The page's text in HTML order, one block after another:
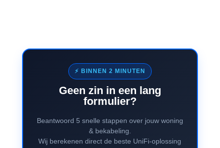
⚡ BINNEN 2 MINUTEN
Geen zin in een lang
formulier?
Beantwoord 5 snelle stappen over jouw woning
& bekabeling.
Wij berekenen direct de beste UniFi-oplossing